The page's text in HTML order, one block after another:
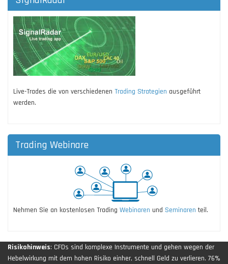
Live-Trades die von verschiedenen Trading Strategien ausgeführt
werden.
Trading Webinare
Nehmen Sie an kostenlosen Trading Webinaren und Seminaren teil.
Risikohinweis: CFDs sind komplexe Instrumente und gehen wegen der
Hebelwirkung mit dem hohen Risiko einher, schnell Geld zu verlieren. 76%